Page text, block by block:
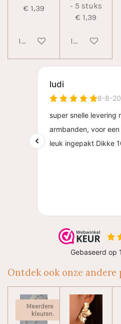
€ 1,39
In winkelwagen
- 5 stuks
€ 1,39
In
Ontdek ook onze andere
Meerdere
kleuren.